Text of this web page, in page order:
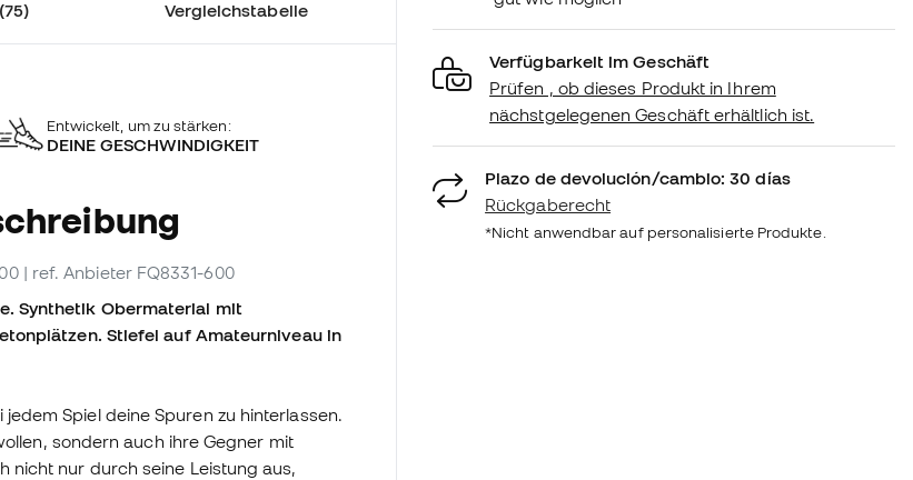
Vergleichstabelle
Entwickelt, um zu stärken:
DEINE GESCHWINDIGKEIT
| ref. Anbieter FQ8331-600
Synthetik Obermaterial mit
Stiefel auf Amateurniveau in
Spiel deine Spuren zu hinterlassen.
sondern auch ihre Gegner mit
nicht nur durch seine Leistung aus,
Verfügbarkeit im Geschäft
Prüfen , ob dieses Produkt in Ihrem
nächstgelegenen Geschäft erhältlich ist.
Plazo de devolución/cambio: 30 días
Rückgaberecht
*Nicht anwendbar auf personalisierte Produkte.